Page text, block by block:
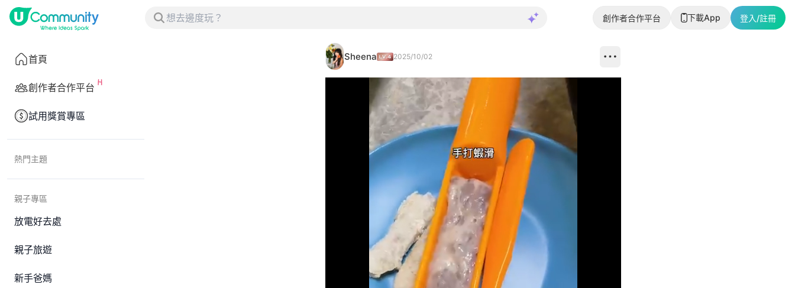
創作者合作平台 下載App 登入/註冊
首頁
創作者合作平台
試用獎賞專區
熱門主題
親子專區
放電好去處
親子旅遊
新手爸媽
Sheena 2025/10/02